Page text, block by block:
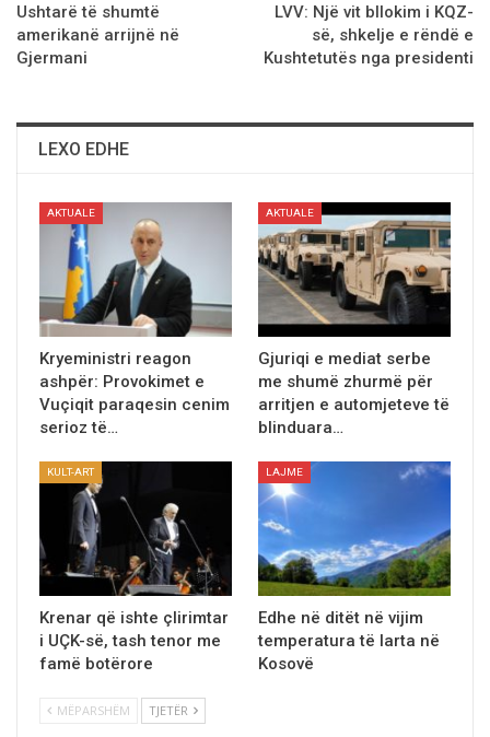
Ushtarë të shumtë
amerikanë arrijnë në
Gjermani
LVV: Një vit bllokim i KQZ-
së, shkelje e rëndë e
Kushtetutës nga presidenti
LEXO EDHE
AKTUALE
Kryeministri reagon
ashpër: Provokimet e
Vuçiqit paraqesin cenim
serioz të…
AKTUALE
Gjuriqi e mediat serbe
me shumё zhurmё për
arritjen e automjeteve të
blinduara…
KULT-ART
Krenar që ishte çlirimtar
i UÇK-së, tash tenor me
famë botërore
LAJME
Edhe në ditët në vijim
temperatura të larta në
Kosovë
MËPARSHËM TJETËR